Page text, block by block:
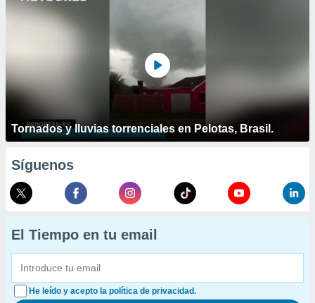
Tornados y lluvias torrenciales en Pelotas, Brasil.
Síguenos
El Tiempo en tu email
He leído y acepto la política de privacidad.